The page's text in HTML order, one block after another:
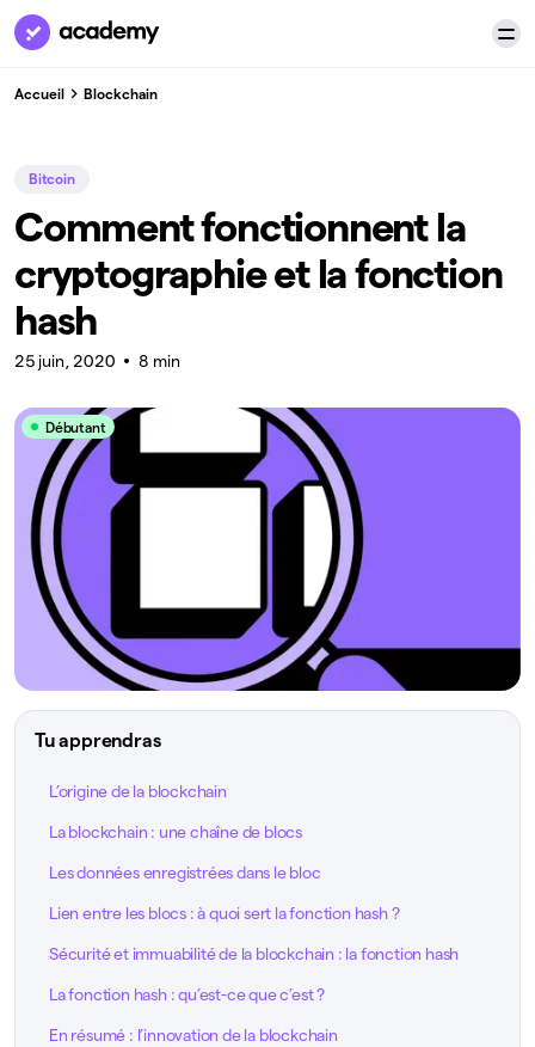
Accueil Blockchain
Bitcoin
Comment fonctionnent la
cryptographie et la fonction
hash
25 juin, 2020 8 min
Débutant
Tu apprendras
L’origine de la blockchain
La blockchain : une chaîne de blocs
Les données enregistrées dans le bloc
Lien entre les blocs : à quoi sert la fonction hash ?
Sécurité et immuabilité de la blockchain : la fonction hash
La fonction hash : qu’est-ce que c’est ?
En résumé : l’innovation de la blockchain